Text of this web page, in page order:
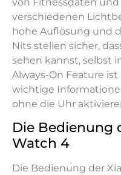
verschiedenen
hohe Auflösung und
Nits stellen sicher,
sehen kannst, selbst
Always-On Feature
wichtige
ohne die Uhr
Die Bedienung
Watch 4
Die Bedienung der